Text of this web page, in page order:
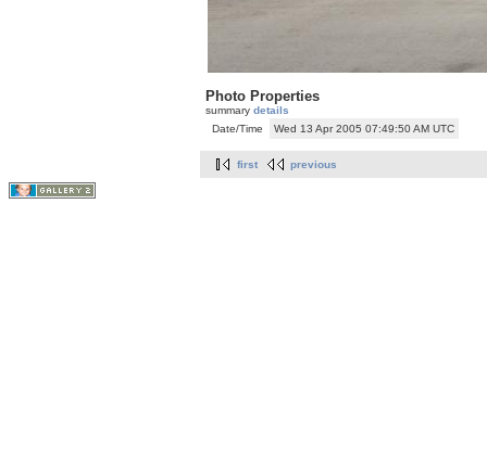
Photo Properties
summary details
Date/Time
Wed 13 Apr 2005 07:49:50 AM UTC
first previous